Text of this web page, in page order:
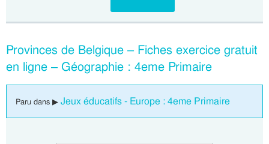
Provinces de Belgique – Fiches exercice gratuit
en ligne – Géographie : 4eme Primaire
Paru dans ▶ Jeux éducatifs - Europe : 4eme Primaire